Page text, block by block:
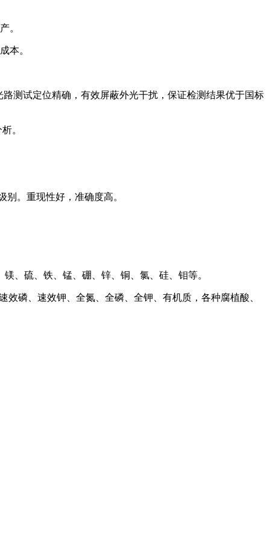
。
本。
测试定位精确，有效屏蔽外光干扰，保证检测结果优于国标
。
。重现性好，准确度高。
、硫、铁、锰、硼、锌、铜、氯、硅、钼等。
磷、速效钾、全氮、全磷、全钾、有机质，各种腐植酸、